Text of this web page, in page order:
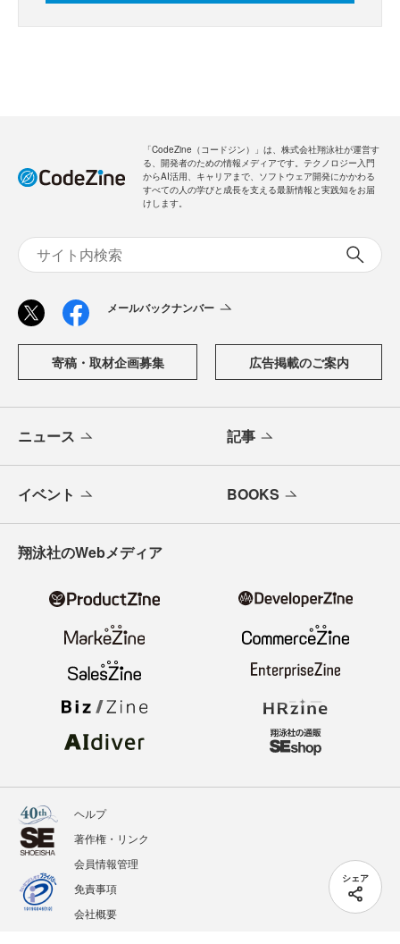
シェア
「CodeZine（コードジン）」は、株式会社翔泳社が運営す
る、開発者のための情報メディアです。テクノロジー入門
からAI活用、キャリアまで、ソフトウェア開発にかかわる
すべての人の学びと成長を支える最新情報と実践知をお届
けします。
メールバックナンバー
寄稿・取材企画募集 広告掲載のご案内
ニュース 記事
イベント BOOKS
翔泳社のWebメディア
ヘルプ
著作権・リンク
会員情報管理
免責事項
会社概要